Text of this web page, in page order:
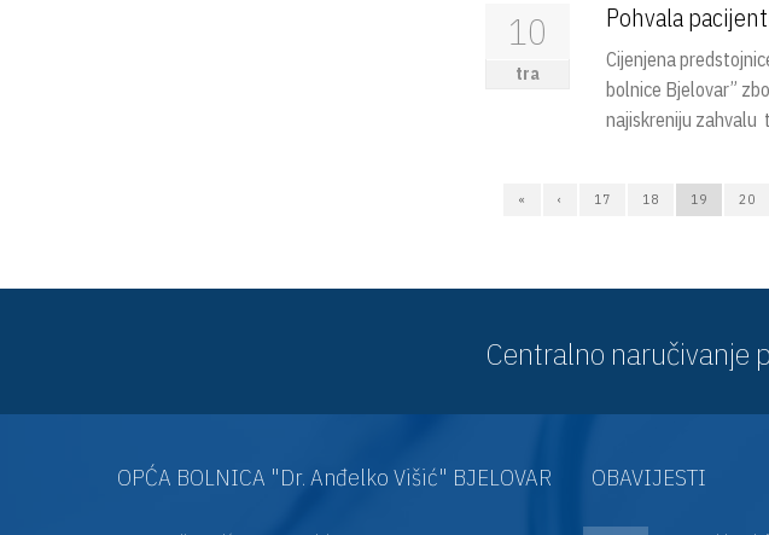
10
tra
Pohvala
Cijenjena
bolnice Bjelovar”
najiskreniju zahvalu
« ‹ 17 18 19 20
Centralno naručivanje
OPĆA BOLNICA "Dr. Anđelko Višić" BJELOVAR OBAVIJESTI